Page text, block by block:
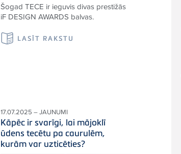
Šogad TECE ir ieguvis divas prestižās
iF DESIGN AWARDS balvas.
LASĪT RAKSTU
17.07.2025 – JAUNUMI
Kāpēc ir svarīgi, lai mājoklī
ūdens tecētu pa caurulēm,
kurām var uzticēties?